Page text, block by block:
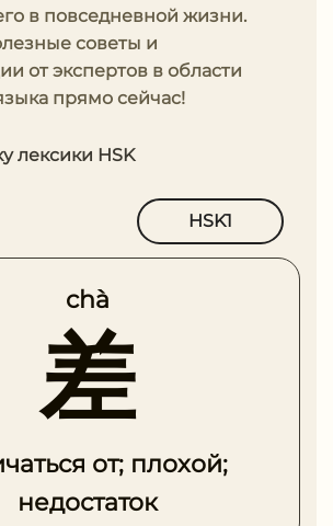
в повседневной жизни.
советы и
от экспертов в области
прямо сейчас!
лексики HSK
HSK1
chà
差
от; плохой;
недостаток